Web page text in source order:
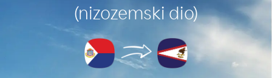
(nizozemski dio)